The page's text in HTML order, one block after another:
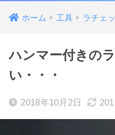
ホーム 工具 ラチェ
ハンマー付きの
い・・・
2018年10月2日